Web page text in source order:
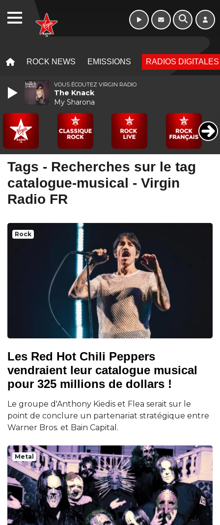
ROCK NEWS EMISSIONS RADIOS DIGITALES
Tags - Recherches sur le tag
catalogue-musical - Virgin
Radio FR
Rock
Les Red Hot Chili Peppers
vendraient leur catalogue musical
pour 325 millions de dollars !
Le groupe d'Anthony Kiedis et Flea serait sur le
point de conclure un partenariat stratégique entre
Warner Bros. et Bain Capital.
Metal
VOUS ÉCOUTEZ VIRGIN RADIO
The Knack
My Sharona
WEBRADIO